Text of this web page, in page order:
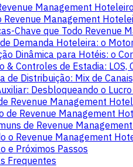
Management
Revenue Management
Chave que Todo Revenue
Demanda Hoteleira: o
Dinâmica para Hotéis: o
& Controles de Estadia: LOS,
de Distribuição: Mix de
Desbloqueando o
Revenue Management
de Revenue Management
de Revenue
o Revenue Management
e Próximos Passos
Frequentes